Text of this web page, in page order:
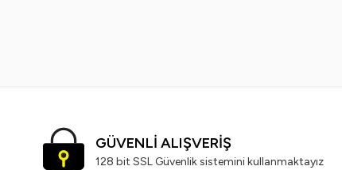
GÜVENLİ ALIŞVERİŞ
128 bit SSL Güvenlik sistemini kullanmaktayız